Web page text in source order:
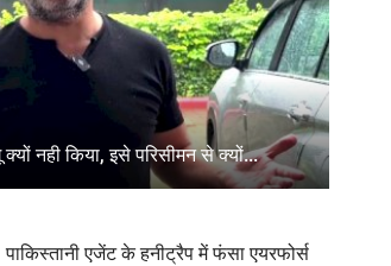
नही किया, इसे परिसीमन से क्यों...
पाकिस्तानी एजेंट के हनीट्रैप में फंसा एयरफोर्स